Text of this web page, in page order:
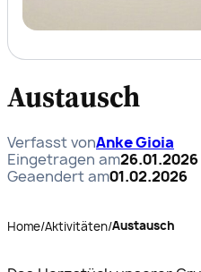
Austausch
Verfasst vonAnke Gioia
Eingetragen am26.01.2026
Geaendert am01.02.2026
Home/Aktivitäten/Austausch